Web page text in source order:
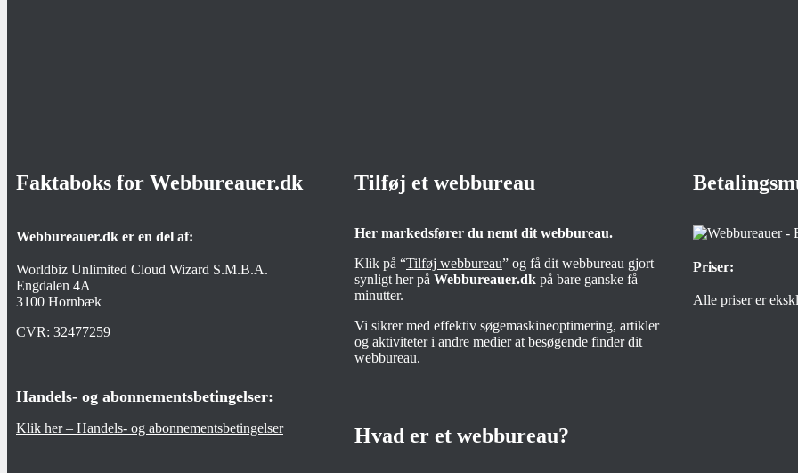
Faktaboks for Webbureauer.dk
Webbureauer.dk er en del af:
Worldbiz Unlimited Cloud Wizard S.M.B.A.
Engdalen 4A
3100 Hornbæk
CVR: 32477259
Handels- og abonnementsbetingelser:
Klik her – Handels- og abonnementsbetingelser
Tilføj et webbureau
Her markedsfører du nemt dit webbureau.
Klik på “Tilføj webbureau” og få dit webbureau gjort
synligt her på Webbureauer.dkpå bare ganske få
minutter.
Vi sikrer med effektiv søgemaskineoptimering, artikler
og aktiviteter i andre medier at besøgende finder dit
webbureau.
Hvad er et webbureau?
Priser:
Alle priser er